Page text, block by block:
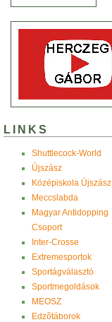
LINKS
Shuttlecock-World
Újszász
Középiskola Újszász
Meccslabda
Magyar Antidopping
Csoport
Inter-Crosse
Extremesportok
Sportágválasztó
Sportmegoldások
MEOSZ
Edzõtáborok